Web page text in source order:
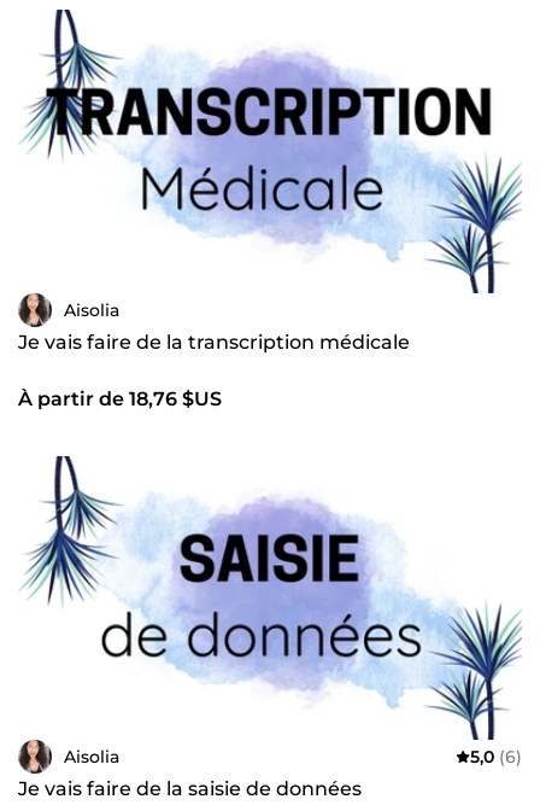
Aisolia
Je vais faire de la transcription médicale
À partir de 18,76 $US
Aisolia 5,0 (6)
Je vais faire de la saisie de données